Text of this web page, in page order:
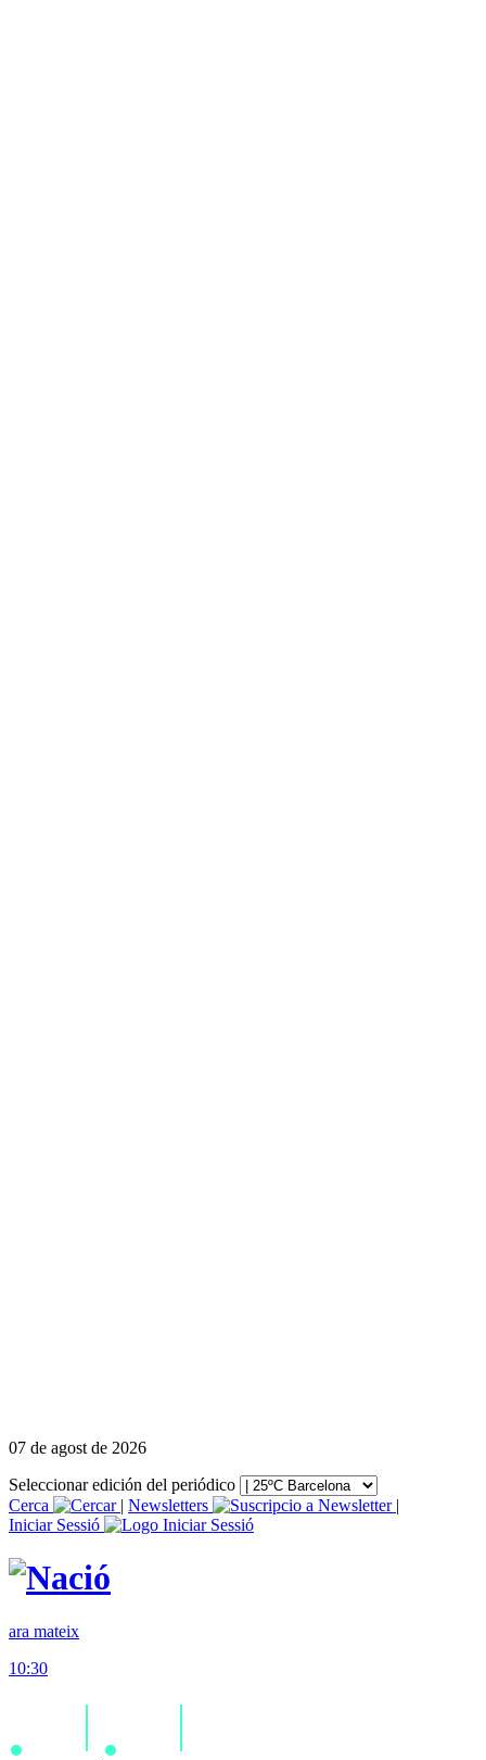
07 de agost de 2026
Seleccionar edición del periódico
Cerca
| Newsletters
|
Iniciar Sessió
ara mateix
10:30